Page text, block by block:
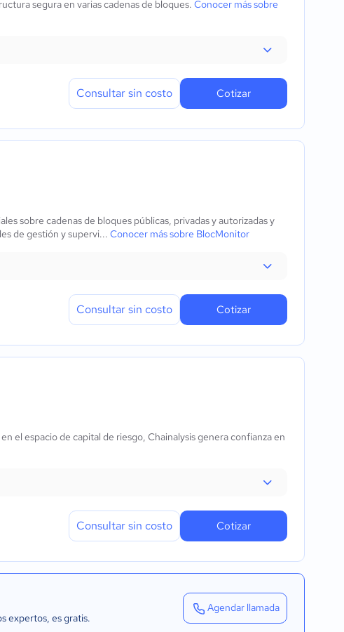
segura en varias cadenas de bloques. Conocer más sobre
Consultar sin costo Cotizar
sobre cadenas de bloques públicas, privadas y autorizadas y
de gestión y supervi... Conocer más sobre BlocMonitor
Consultar sin costo Cotizar
el espacio de capital de riesgo, Chainalysis genera confianza en
Consultar sin costo Cotizar
expertos, es gratis.
Agendar llamada